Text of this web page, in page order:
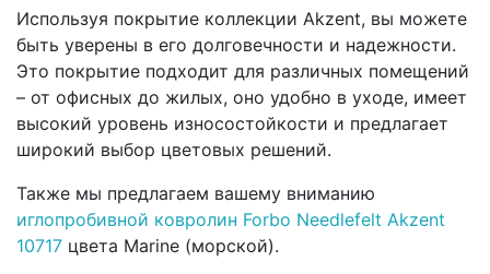
Используя покрытие коллекции Akzent, вы можете
быть уверены в его долговечности и надежности.
Это покрытие подходит для различных помещений
– от офисных до жилых, оно удобно в уходе, имеет
высокий уровень износостойкости и предлагает
широкий выбор цветовых решений.
Также мы предлагаем вашему вниманию
иглопробивной ковролин Forbo Needlefelt Akzent
10717 цвета Marine (морской).